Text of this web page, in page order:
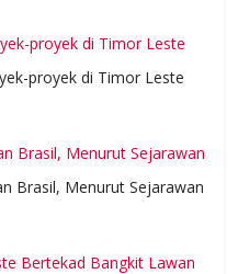
proyek di Timor Leste
Brasil, Menurut Sejarawan